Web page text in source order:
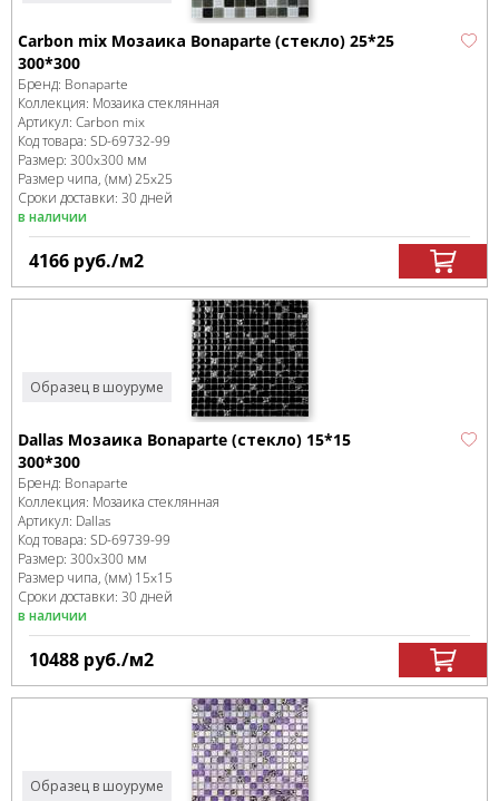
Carbon mix Мозаика Bonaparte (стекло) 25*25
300*300
Бренд: Bonaparte
Коллекция: Мозаика стеклянная
Артикул: Carbon mix
Код товара: SD-69732-99
Размер: 300x300 мм
Размер чипа, (мм)25x25
Сроки доставки: 30 дней
в наличии
4166 руб./м2
Образец в шоуруме
Dallas Мозаика Bonaparte (стекло) 15*15
300*300
Бренд: Bonaparte
Коллекция: Мозаика стеклянная
Артикул: Dallas
Код товара: SD-69739-99
Размер: 300x300 мм
Размер чипа, (мм) 15x15
Сроки доставки: 30 дней
в наличии
10488 руб./м2
Образец в шоуруме